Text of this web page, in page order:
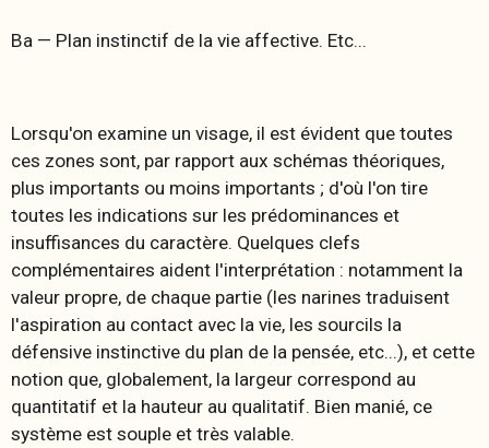
Ba — Plan instinctif de la vie affective. Etc...
Lorsqu'on examine un visage, il est évident que toutes
ces zones sont, par rapport aux schémas théoriques,
plus importants ou moins importants ; d'où l'on tire
toutes les indications sur les prédominances et
insuffisances du caractère. Quelques clefs
complémentaires aident l'interprétation : notamment la
valeur propre, de chaque partie (les narines traduisent
l'aspiration au contact avec la vie, les sourcils la
défensive instinctive du plan de la pensée, etc...), et cette
notion que, globalement, la largeur correspond au
quantitatif et la hauteur au qualitatif. Bien manié, ce
système est souple et très valable.